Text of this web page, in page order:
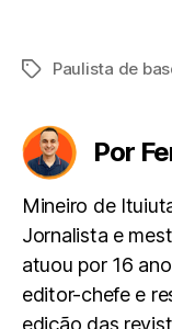
TagsPaulista de
Por
Mineiro de
Jornalista e
atuou por 16
editor-chefe e